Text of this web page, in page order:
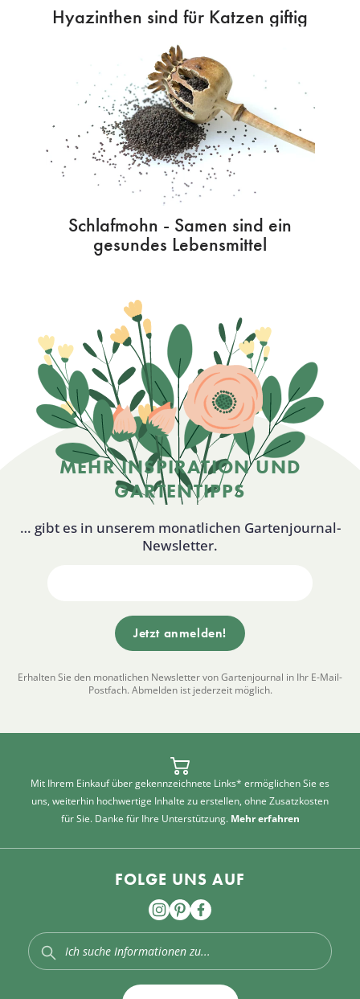
Hyazinthen sind für Katzen giftig
Schlafmohn - Samen sind ein
gesundes Lebensmittel
MEHR INSPIRATION UND
GARTENTIPPS
… gibt es in unserem monatlichen Gartenjournal-
Newsletter.
Erhalten Sie den monatlichen Newsletter von Gartenjournal in Ihr E-Mail-
Postfach. Abmelden ist jederzeit möglich.
Mit Ihrem Einkauf über gekennzeichnete Links* ermöglichen Sie es
uns, weiterhin hochwertige Inhalte zu erstellen, ohne Zusatzkosten
für Sie. Danke für Ihre Unterstützung. Mehr erfahren
FOLGE UNS AUF